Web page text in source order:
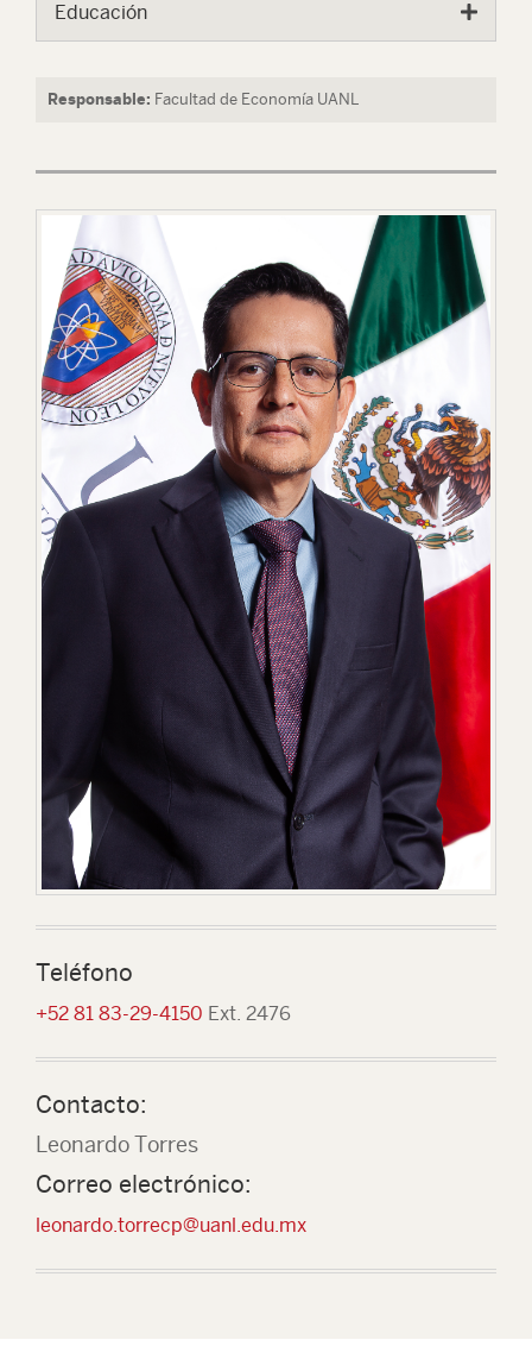
Educación
Responsable: Facultad de Economía UANL
Teléfono
+52 81 83-29-4150 Ext. 2476
Contacto:
Leonardo Torres
Correo electrónico:
leonardo.torrecp@uanl.edu.mx